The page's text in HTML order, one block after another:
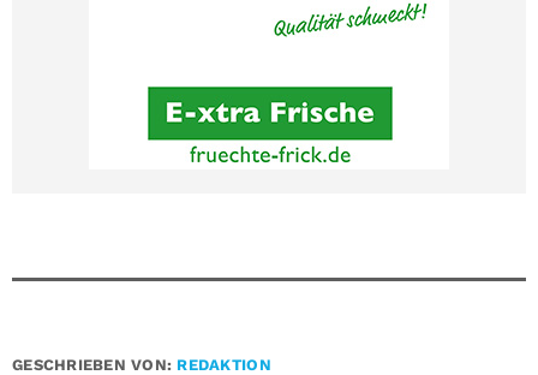
GESCHRIEBEN VON: REDAKTION